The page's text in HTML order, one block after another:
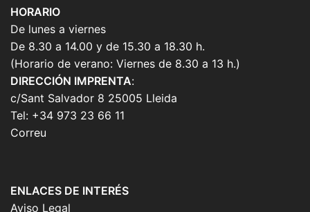
HORARIO
De lunes a viernes
De 8.30 a 14.00 y de 15.30 a 18.30 h.
(Horario de verano: Viernes de 8.30 a 13 h.)
DIRECCIÓN IMPRENTA:
c/Sant Salvador 8 25005 Lleida
Tel: +34 973 23 66 11
Correu
ENLACES DE INTERÉS
Aviso Legal